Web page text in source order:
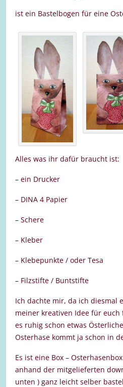
ist ein Bastelbogen für eine
Alles was ihr dafür braucht ist:
– ein Drucker
– DINA 4 Papier
– Schere
– Kleber
– Klebepunkte / oder Tesa
– Filzstifte / Buntstifte
Ich dachte mir, da ich diesmal
meiner kreativen Idee für
es ruhig schon etwas
Osterhase kommt ja schon in
Es ist eine Box –
anhand der mitgelieferten
unten ) ganz leicht selber